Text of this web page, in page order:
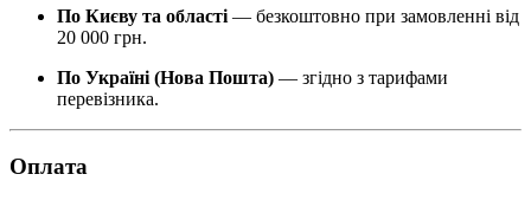
По Києву та області — безкоштовно при замовленні від
20 000 грн.
По Україні (Нова Пошта) — згідно з тарифами
перевізника.
Оплата